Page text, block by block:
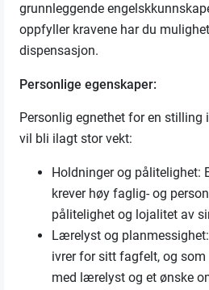
grunnleggende
oppfyller kravene har du
dispensasjon.
Personlige egenskaper:
Personlig egnethet for en stilling
vil bli ilagt stor vekt:
Holdninger og pålitelighet:
krever høy faglig- og
pålitelighet og lojalitet av
Lærelyst og
ivrer for sitt fagfelt, og
med lærelyst og et ønske